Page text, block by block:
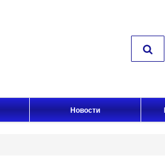
Новости